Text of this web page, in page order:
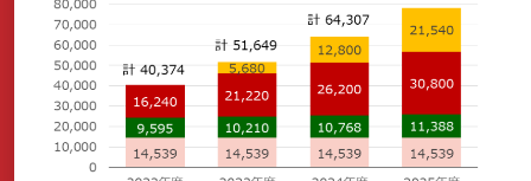
お電話でのお問い合わせ
0120-03-4649
受付時間：9:00～17:00（土・日・祝日を除く）